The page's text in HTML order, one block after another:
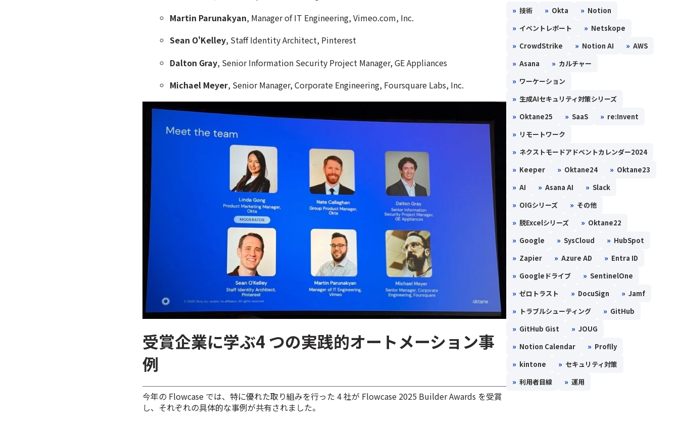
Martin Parunakyan, Manager of IT Engineering, Vimeo.com, Inc.
Sean O'Kelley, Staff Identity Architect, Pinterest
Dalton Gray, Senior Information Security Project Manager, GE Appliances
Michael Meyer, Senior Manager, Corporate Engineering, Foursquare Labs, Inc.
受賞企業に学ぶ4 つの実践的オートメーション事
例
今年の Flowcase では、特に優れた取り組みを行った 4 社が Flowcase 2025 Builder Awards を受賞
し、それぞれの具体的な事例が共有されました。
» 技術 » Okta » Notion
» イベントレポート » Netskope
» CrowdStrike » Notion AI » AWS
» Asana » カルチャー
» ワーケーション
» 生成AIセキュリティ対策シリーズ
» Oktane25 » SaaS » re:Invent
» リモートワーク
» ネクストモードアドベントカレンダー2024
» Keeper » Oktane24 » Oktane23
» AI » Asana AI » Slack
» OIGシリーズ » その他
» 脱Excelシリーズ » Oktane22
» Google » SysCloud » HubSpot
» Zapier » Azure AD » Entra ID
» Googleドライブ » SentinelOne
» ゼロトラスト » DocuSign » Jamf
» トラブルシューティング » GitHub
» GitHub Gist » JOUG
» Notion Calendar » Proflly
» kintone » セキュリティ対策
» 利用者目線 » 運用